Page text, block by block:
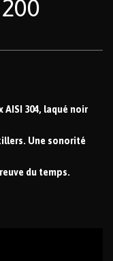
304, laqué noir
Une sonorité
du temps.